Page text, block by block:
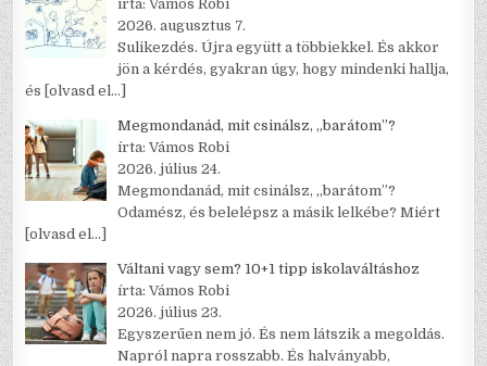
írta: Vámos Robi
2026. augusztus 7.
Sulikezdés. Újra együtt a többiekkel. És akkor
jön a kérdés, gyakran úgy, hogy mindenki hallja,
és [olvasd el…]
Megmondanád, mit csinálsz, „barátom”?
írta: Vámos Robi
2026. július 24.
Megmondanád, mit csinálsz, „barátom”?
Odamész, és belelépsz a másik lelkébe? Miért
[olvasd el…]
Váltani vagy sem? 10+1 tipp iskolaváltáshoz
írta: Vámos Robi
2026. július 23.
Egyszerűen nem jó. És nem látszik a megoldás.
Napról napra rosszabb. És halványabb,